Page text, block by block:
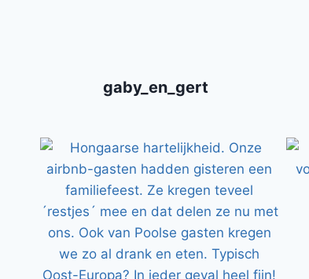
gaby_en_gert